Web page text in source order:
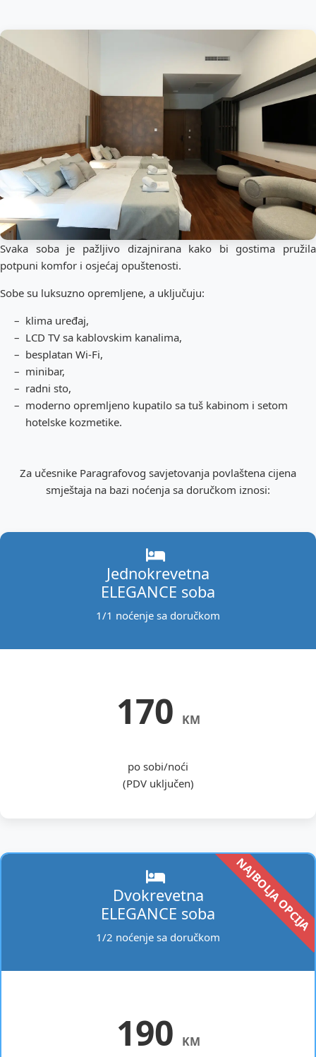
Svaka soba je pažljivo dizajnirana kako bi gostima pružila
potpuni komfor i osjećaj opuštenosti.
Sobe su luksuzno opremljene, a uključuju:
klima uređaj,
LCD TV sa kablovskim kanalima,
besplatan Wi-Fi,
minibar,
radni sto,
moderno opremljeno kupatilo sa tuš kabinom i setom
hotelske kozmetike.
Za učesnike Paragrafovog savjetovanja povlaštena cijenа
smještaja na bazi noćenja sa doručkom iznosi:
Jednokrevetna
ELEGANCE soba
1/1 noćenje sa doručkom
170 KM
po sobi/noći
(PDV uključen)
Dvokrevetna
ELEGANCE soba
1/2 noćenje sa doručkom
190 KM